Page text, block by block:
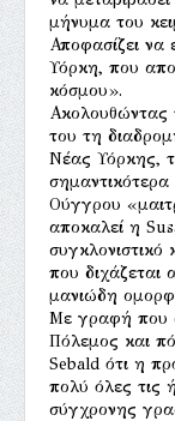
μήνυμα του
Αποφασίζει
Υόρκη, που
κόσμου».
Ακολουθώντας
του τη
Νέας Υόρκης,
Ούγγρου
αποκαλεί η
που διχάζεται
μανιώδη
Με γραφή που
Πόλεμος και
Sebald ότι η
πολύ όλες τις
σύγχρονης